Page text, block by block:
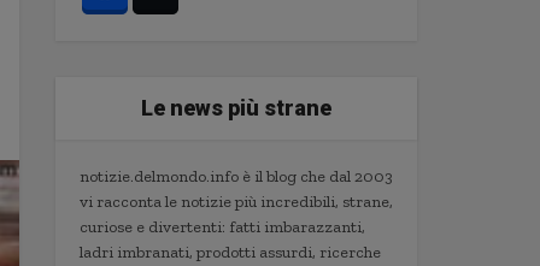
Le news più strane
notizie.delmondo.info è il blog che dal 2003
vi racconta le notizie più incredibili, strane,
curiose e divertenti: fatti imbarazzanti,
ladri imbranati, prodotti assurdi, ricerche